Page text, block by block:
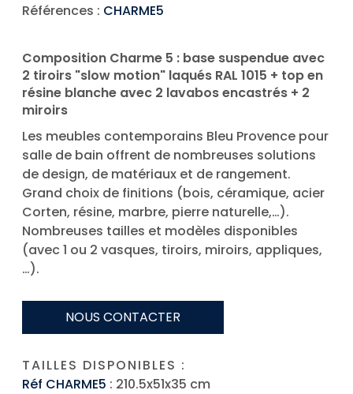
Références : CHARME5
Composition Charme 5 : base suspendue avec
2 tiroirs "slow motion" laqués RAL 1015 + top en
résine blanche avec 2 lavabos encastrés + 2
miroirs
Les meubles contemporains Bleu Provence pour
salle de bain offrent de nombreuses solutions
de design, de matériaux et de rangement.
Grand choix de finitions (bois, céramique, acier
Corten, résine, marbre, pierre naturelle,…).
Nombreuses tailles et modèles disponibles
(avec 1 ou 2 vasques, tiroirs, miroirs, appliques,
…).
NOUS CONTACTER
TAILLES DISPONIBLES :
Réf CHARME5 : 210.5x51x35 cm